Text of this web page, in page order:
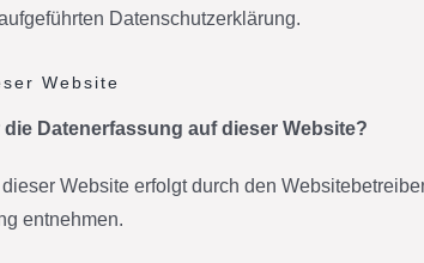
Datenschutzerklärung.
Website
Datenerfassung auf dieser Website?
Website erfolgt durch den
entnehmen.